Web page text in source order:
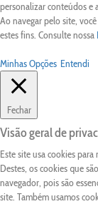
personalizar conteúdos e
Ao navegar pelo site,
estes fins. Consulte nossa
Minhas Opções Entendi
Fechar
Visão geral de
Este site usa cookies
Destes, os cookies que
navegador, pois são
site. Também usamos